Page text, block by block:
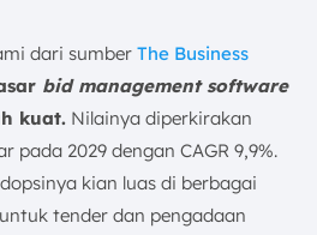
dari sumber The Business
bid management software
kuat. Nilainya diperkirakan
pada 2029 dengan CAGR 9,9%.
kian luas di berbagai
tender dan pengadaan